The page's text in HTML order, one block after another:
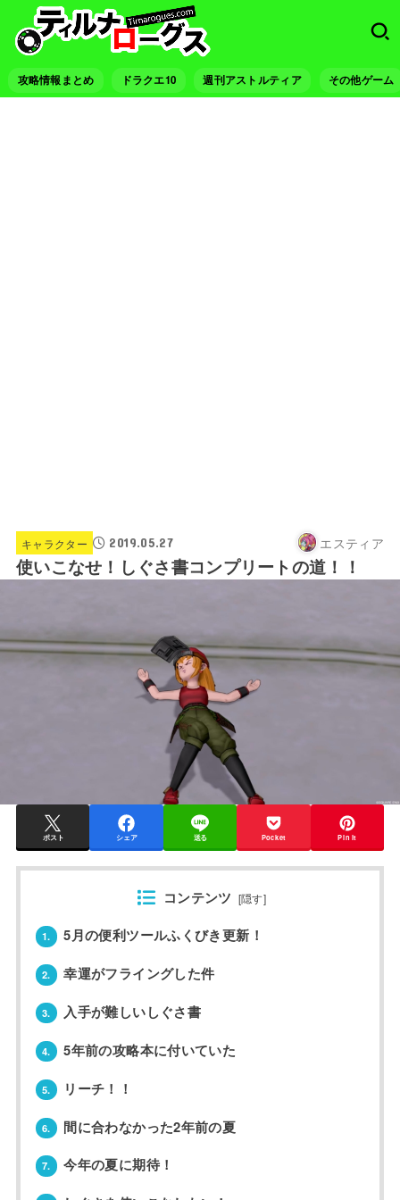
攻略情報まとめ ドラクエ10 週刊アストルティア その他ゲーム
キャラクター 2019.05.27 エスティア
使いこなせ！しぐさ書コンプリートの道！！
ポスト シェア 送る Pocket Pin it
コンテンツ [隠す]
1. 5月の便利ツールふくびき更新！
2. 幸運がフライングした件
3. 入手が難しいしぐさ書
4. 5年前の攻略本に付いていた
5. リーチ！！
6. 間に合わなかった2年前の夏
7. 今年の夏に期待！